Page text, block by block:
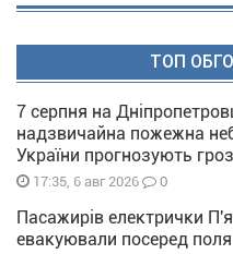
ТОП
7 серпня на
надзвичайна пожежна
України прогнозують
17:35, 6 авг 2026 0
Пасажирів електрички
евакуювали посеред